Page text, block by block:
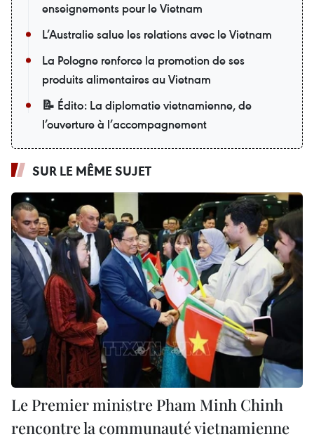
enseignements pour le Vietnam
L’Australie salue les relations avec le Vietnam
La Pologne renforce la promotion de ses
produits alimentaires au Vietnam
📝 Édito: La diplomatie vietnamienne, de
l’ouverture à l’accompagnement
SUR LE MÊME SUJET
Le Premier ministre Pham Minh Chinh
rencontre la communauté vietnamienne